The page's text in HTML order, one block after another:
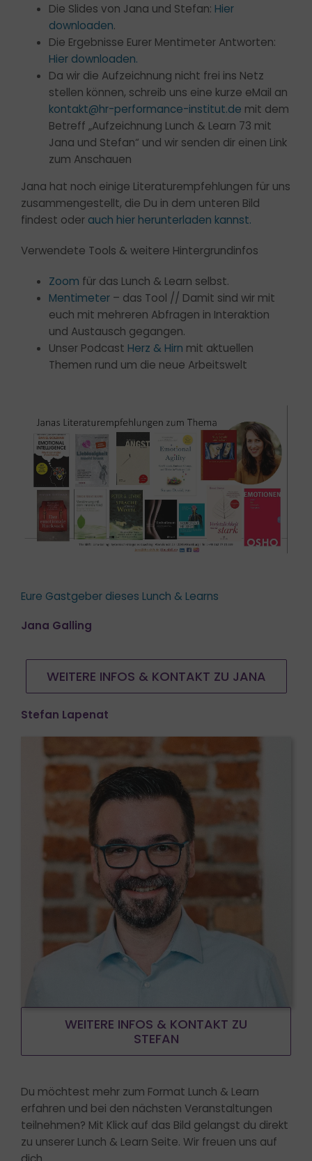
Die Slides von Jana und Stefan: Hier
downloaden.
Die Ergebnisse Eurer Mentimeter Antworten:
Hier downloaden.
Da wir die Aufzeichnung nicht frei ins Netz
stellen können, schreib uns eine kurze eMail an
kontakt@hr-performance-institut.de mit dem
Betreff „Aufzeichnung Lunch & Learn 73 mit
Jana und Stefan“ und wir senden dir einen Link
zum Anschauen
Jana hat noch einige Literaturempfehlungen für uns
zusammengestellt, die Du in dem unteren Bild
findest oder auch hier herunterladen kannst.
Verwendete Tools & weitere Hintergrundinfos
Zoom für das Lunch & Learn selbst.
Mentimeter – das Tool // Damit sind wir mit
euch mit mehreren Abfragen in Interaktion
und Austausch gegangen.
Unser Podcast Herz & Hirn mit aktuellen
Themen rund um die neue Arbeitswelt
Eure Gastgeber dieses Lunch & Learns
Jana Galling
WEITERE INFOS & KONTAKT ZU JANA
Stefan Lapenat
WEITERE INFOS & KONTAKT ZU
STEFAN
Du möchtest mehr zum Format Lunch & Learn
erfahren und bei den nächsten Veranstaltungen
teilnehmen? Mit Klick auf das Bild gelangst du direkt
zu unserer Lunch & Learn Seite. Wir freuen uns auf
Der EU AI Act - jetzt wird´s ernst!
Der EU AI Act verpflichtet Unternehmen
seit 02.02.25, ausreichende KI-Kompetenz